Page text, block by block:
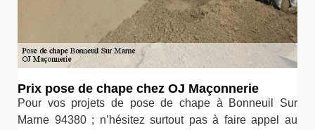
Prix pose de chape chez OJ Maçonnerie
Pour vos projets de pose de chape à Bonneuil Sur
Marne 94380 ; n’hésitez surtout pas à faire appel au